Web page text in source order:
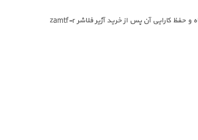
برای نگهداری، بررسی دوره‌ای عملکرد فلاشر، وضعیت صدا و سلامت اتصالات توصیه می‌شود. نگهداری اصولی باعث افزایش طول عمر دستگاه و حفظ کارایی آن پس از خرید آژیر فلاشر zamtf-r